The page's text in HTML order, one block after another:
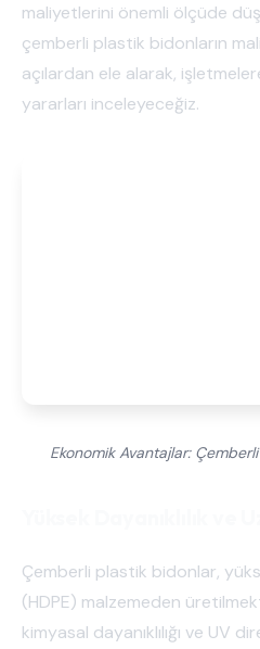
maliyetlerini önemli ölçüde
çemberli plastik bidonların
açılardan ele alarak,
yararları inceleyeceğiz.
Ekonomik Avantajlar:
Çemberli plastik bidonlar,
(HDPE) malzemeden
kimyasal dayanıklılığı ve UV